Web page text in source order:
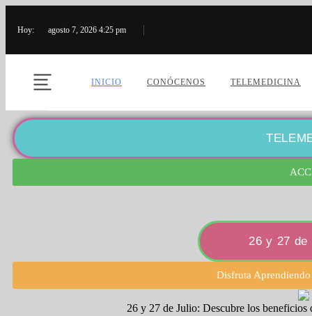
Hoy: agosto 7, 2026 4:25 pm
INICIO CONÓCENOS TELEMEDICINA
26 y 27 de
Disfruta
26 y 27 de Julio: Descubre los